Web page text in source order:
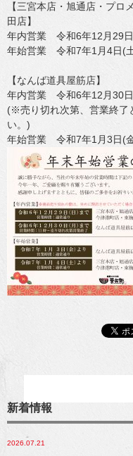
【三宮本店・旭通店・プ
田店】
年内営業 令和6年12月29
年始営業 令和7年1月4日(
【なんば道具屋筋店】
年内営業 令和6年12月30
(※売り切れ次第、営業終了
い。)
年始営業 令和7年1月3日(
新着情報
2026.07.21